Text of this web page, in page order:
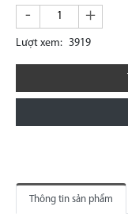
- +
Lượt xem: 3919
Thông tin sản phẩm